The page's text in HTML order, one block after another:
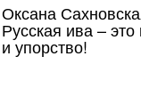
Оксана
Русская ива – это
и упорство!